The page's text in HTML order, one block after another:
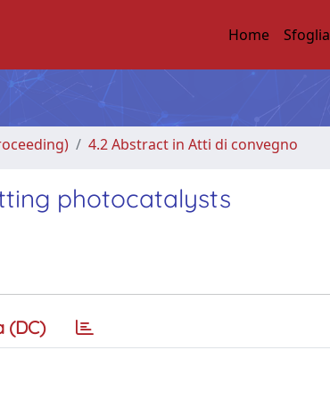
Home Sfoglia
4.2 Abstract in Atti di convegno
photocatalysts
(DC)